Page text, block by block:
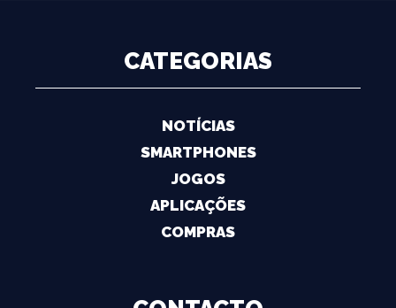
CATEGORIAS
NOTÍCIAS
SMARTPHONES
JOGOS
APLICAÇÕES
COMPRAS